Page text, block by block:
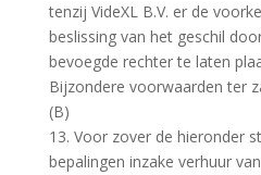
tenzij VideXL B.V. er de
beslissing van het geschil
bevoegde rechter te laten
Bijzondere voorwaarden ter
(B)
13. Voor zover de hieronder
bepalingen inzake verhuur